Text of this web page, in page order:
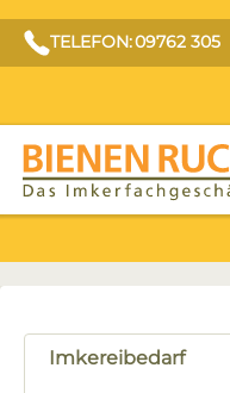
TELEFON: 09762 305
Imkereibedarf